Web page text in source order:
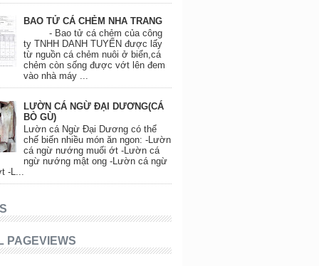
BAO TỬ CÁ CHẺM NHA TRANG
- Bao tử cá chẻm của công
ty TNHH DANH TUYẾN được lấy
từ nguồn cá chẻm nuôi ở biển,cá
chẻm còn sống được vớt lên đem
vào nhà máy ...
LƯỜN CÁ NGỪ ĐẠI DƯƠNG(CÁ
BÒ GÙ)
Lườn cá Ngừ Đại Dương có thể
chế biến nhiều món ăn ngon: -Lườn
cá ngừ nướng muối ớt -Lườn cá
ngừ nướng mật ong -Lườn cá ngừ
-L...
PAGEVIEWS